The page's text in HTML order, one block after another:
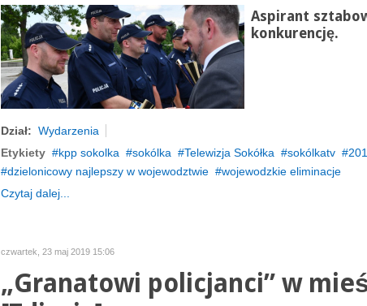
Aspirant
konkurencję.
Dział: Wydarzenia
Etykiety
kpp sokolka sokólka Telewizja Sokółka sokólkatv
dzielonicowy najlepszy w wojewodztwie
wojewodzkie eliminacje
Czytaj dalej...
czwartek, 23 maj 2019 15:06
„Granatowi policjanci” w